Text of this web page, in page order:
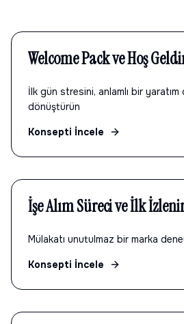
Welcome Pack ve Hoş
İlk gün stresini, anlamlı bir yaratım
dönüştürün
Konsepti İncele
İşe Alım Süreci ve İlk
Mülakatı unutulmaz bir marka
Konsepti İncele